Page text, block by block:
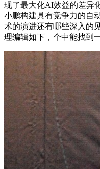
现了最大化AI效益的差异
小鹏构建具有竞争力的自
术的演进还有哪些深入的
理编辑如下，个中能找到